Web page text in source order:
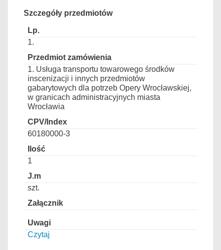
Szczegóły przedmiotów
1.
1. Usługa transportu towarowego środków
inscenizacji i innych przedmiotów
gabarytowych dla potrzeb Opery Wrocławskiej,
w granicach administracyjnych miasta
Wrocławia
60180000-3
1
szt.
Czytaj